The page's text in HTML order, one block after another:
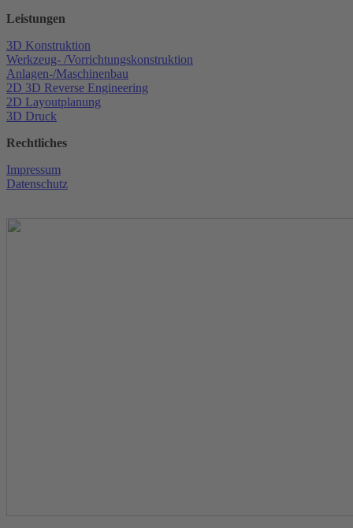
Leistungen
3D Konstruktion
Werkzeug- /Vorrichtungskonstruktion
Anlagen-/Maschinenbau
2D 3D Reverse Engineering
2D Layoutplanung
3D Druck
Rechtliches
Impressum
Datenschutz